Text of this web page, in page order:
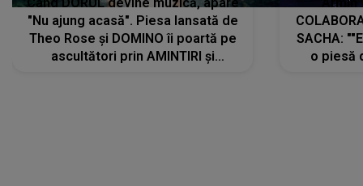
"Nu ajung acasă". Piesa lansată de
Theo Rose și DOMINO îi poartă pe
ascultători prin AMINTIRI și
SACHA:
o piesă